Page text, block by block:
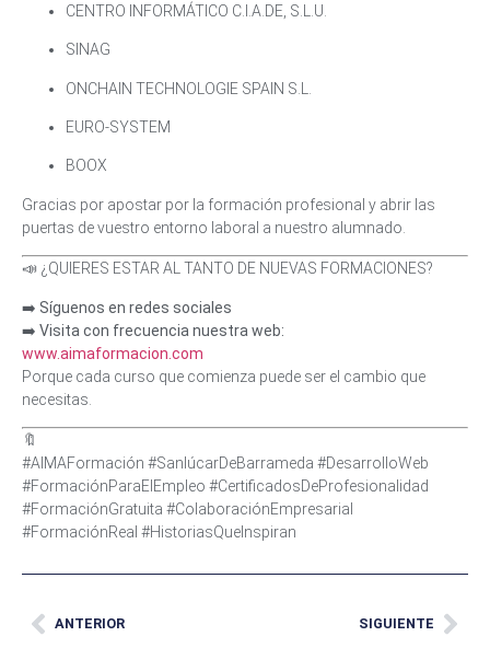
CENTRO INFORMÁTICO C.I.A.DE, S.L.U.
SINAG
ONCHAIN TECHNOLOGIE SPAIN S.L.
EURO-SYSTEM
BOOX
Gracias por apostar por la formación profesional y abrir las
puertas de vuestro entorno laboral a nuestro alumnado.
📣 ¿QUIERES ESTAR AL TANTO DE NUEVAS FORMACIONES?
➡️ Síguenos en redes sociales
➡️ Visita con frecuencia nuestra web:
www.aimaformacion.com
Porque cada curso que comienza puede ser el cambio que
necesitas.
🔖
#AIMAFormación #SanlúcarDeBarrameda #DesarrolloWeb
#FormaciónParaElEmpleo #CertificadosDeProfesionalidad
#FormaciónGratuita #ColaboraciónEmpresarial
#FormaciónReal #HistoriasQueInspiran
ANTERIOR SIGUIENTE